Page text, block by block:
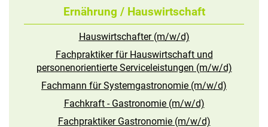
Ernährung / Hauswirtschaft
Hauswirtschafter (m/w/d)
Fachpraktiker für Hauswirtschaft und
personenorientierte Serviceleistungen (m/w/d)
Fachmann für Systemgastronomie (m/w/d)
Fachkraft - Gastronomie (m/w/d)
Fachpraktiker Gastronomie (m/w/d)